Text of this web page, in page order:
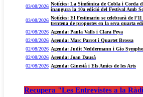
03/08/2026 Notícies: La Simfònica de Cobla i Corda
inaugura la 10a edició del Festival Amb
03/08/2026 Notícies: El Festimariu se celebrarà de
trentena de propostes en la seva quarta
02/08/2026 Agenda: Paula Valls i Clara Peya
02/08/2026 Agenda: Marc Parrot i Quartet Brossa
02/08/2026 Agenda: Judit Neddermann i Gio
02/08/2026 Agenda: Joan Dausà
02/08/2026 Agenda: Ginestà i Els Amics de les Arts
Recupera "Les Entrevistes a la